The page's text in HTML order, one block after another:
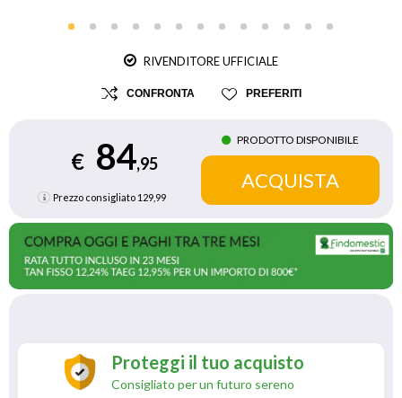
RIVENDITORE UFFICIALE
CONFRONTA PREFERITI
€ 84,95
Prezzo consigliato 129,99
PRODOTTO DISPONIBILE
Proteggi il tuo acquisto
Consigliato per un futuro sereno